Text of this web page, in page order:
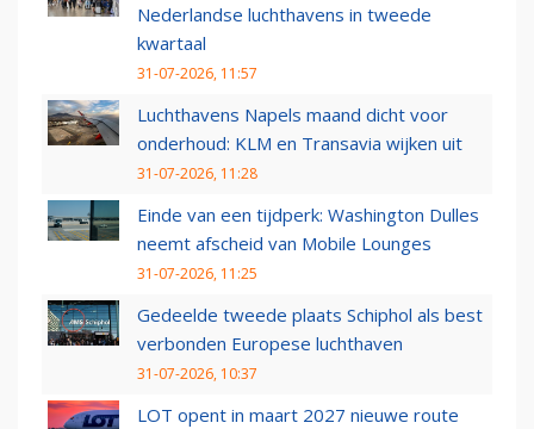
Nederlandse luchthavens in tweede
kwartaal
31-07-2026, 11:57
Luchthavens Napels maand dicht voor
onderhoud: KLM en Transavia wijken uit
31-07-2026, 11:28
Einde van een tijdperk: Washington Dulles
neemt afscheid van Mobile Lounges
31-07-2026, 11:25
Gedeelde tweede plaats Schiphol als best
verbonden Europese luchthaven
31-07-2026, 10:37
LOT opent in maart 2027 nieuwe route